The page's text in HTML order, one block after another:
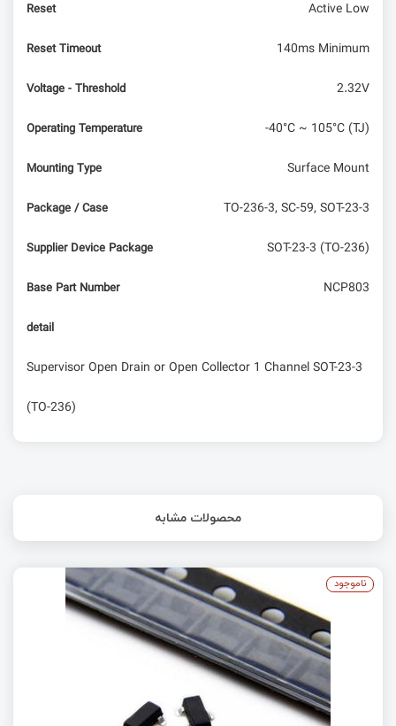
Reset Active Low
Reset Timeout 140ms Minimum
Voltage - Threshold 2.32V
Operating Temperature -40°C ~ 105°C (TJ)
Mounting Type Surface Mount
Package / Case TO-236-3, SC-59, SOT-23-3
Supplier Device Package SOT-23-3 (TO-236)
Base Part Number NCP803
detail
Supervisor Open Drain or Open Collector 1 Channel SOT-23-3
(TO-236)
محصولات مشابه
ناموجود